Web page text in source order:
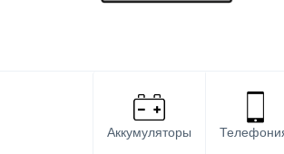
Аккумуляторы